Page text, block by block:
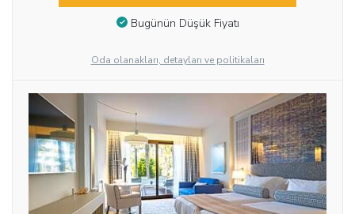
Bugünün Düşük Fiyatı
Oda olanakları, detayları ve politikaları